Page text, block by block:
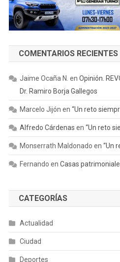
COMENTARIOS RECIENTES
Jaime Ocaña N. en Opinión.
Dr. Ramiro Borja Gallegos
Marcelo Jijón en “Un reto
Alfredo Cárdenas en “Un reto
Monserrath Maldonado en “Un
Fernando en Casas
CATEGORÍAS
Actualidad
Ciudad
Deportes